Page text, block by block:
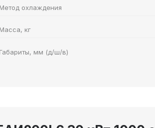
Метод охлаждения
Масса, кг
Габариты, мм (д/ш/в)